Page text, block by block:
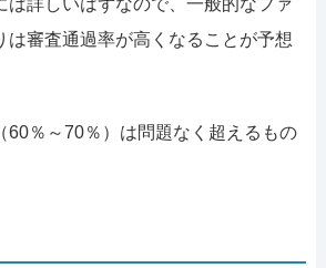
は審査通過率が高くなることが予想
60％～70％）は問題なく超えるもの